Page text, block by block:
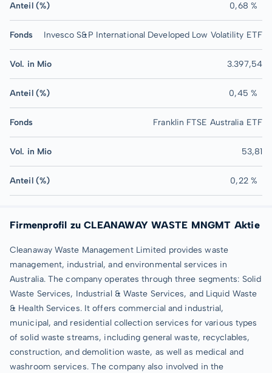
Anteil (%) 0,68 %
Fonds Invesco S&P International Developed Low Volatility ETF
Vol. in Mio 3.397,54
Anteil (%) 0,45 %
Fonds Franklin FTSE Australia ETF
Vol. in Mio 53,81
Anteil (%) 0,22 %
Firmenprofil zu CLEANAWAY WASTE MNGMT Aktie
Cleanaway Waste Management Limited provides waste
management, industrial, and environmental services in
Australia. The company operates through three segments: Solid
Waste Services, Industrial & Waste Services, and Liquid Waste
& Health Services. It offers commercial and industrial,
municipal, and residential collection services for various types
of solid waste streams, including general waste, recyclables,
construction, and demolition waste, as well as medical and
washroom services. The company also involved in the